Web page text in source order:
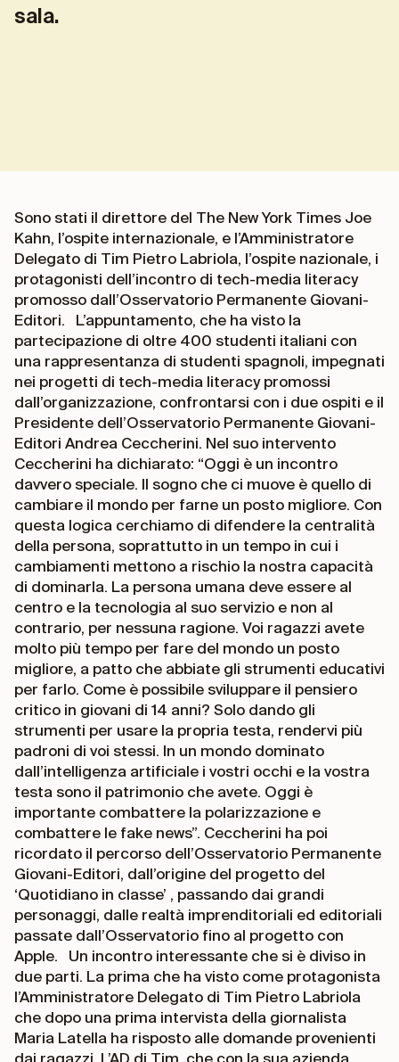
sala.
Sono stati il direttore del The New York Times Joe
Kahn, l’ospite internazionale, e l’Amministratore
Delegato di Tim Pietro Labriola, l’ospite nazionale, i
protagonisti dell’incontro di tech-media literacy
promosso dall’Osservatorio Permanente Giovani-
Editori. L’appuntamento, che ha visto la
partecipazione di oltre 400 studenti italiani con
una rappresentanza di studenti spagnoli, impegnati
nei progetti di tech-media literacy promossi
dall’organizzazione, confrontarsi con i due ospiti e il
Presidente dell’Osservatorio Permanente Giovani-
Editori Andrea Ceccherini. Nel suo intervento
Ceccherini ha dichiarato: “Oggi è un incontro
davvero speciale. Il sogno che ci muove è quello di
cambiare il mondo per farne un posto migliore. Con
questa logica cerchiamo di difendere la centralità
della persona, soprattutto in un tempo in cui i
cambiamenti mettono a rischio la nostra capacità
di dominarla. La persona umana deve essere al
centro e la tecnologia al suo servizio e non al
contrario, per nessuna ragione. Voi ragazzi avete
molto più tempo per fare del mondo un posto
migliore, a patto che abbiate gli strumenti educativi
per farlo. Come è possibile sviluppare il pensiero
critico in giovani di 14 anni? Solo dando gli
strumenti per usare la propria testa, rendervi più
padroni di voi stessi. In un mondo dominato
dall’intelligenza artificiale i vostri occhi e la vostra
testa sono il patrimonio che avete. Oggi è
importante combattere la polarizzazione e
combattere le fake news”. Ceccherini ha poi
ricordato il percorso dell’Osservatorio Permanente
Giovani-Editori, dall’origine del progetto del
‘Quotidiano in classe’ , passando dai grandi
personaggi, dalle realtà imprenditoriali ed editoriali
passate dall’Osservatorio fino al progetto con
Apple. Un incontro interessante che si è diviso in
due parti. La prima che ha visto come protagonista
l’Amministratore Delegato di Tim Pietro Labriola
che dopo una prima intervista della giornalista
Maria Latella ha risposto alle domande provenienti
dai ragazzi. L’AD di Tim, che con la sua azienda